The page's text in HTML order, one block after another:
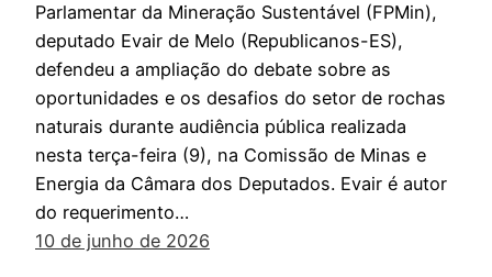
Parlamentar da Mineração Sustentável (FPMin),
deputado Evair de Melo (Republicanos-ES),
defendeu a ampliação do debate sobre as
oportunidades e os desafios do setor de rochas
naturais durante audiência pública realizada
nesta terça-feira (9), na Comissão de Minas e
Energia da Câmara dos Deputados. Evair é autor
do requerimento…
10 de junho de 2026